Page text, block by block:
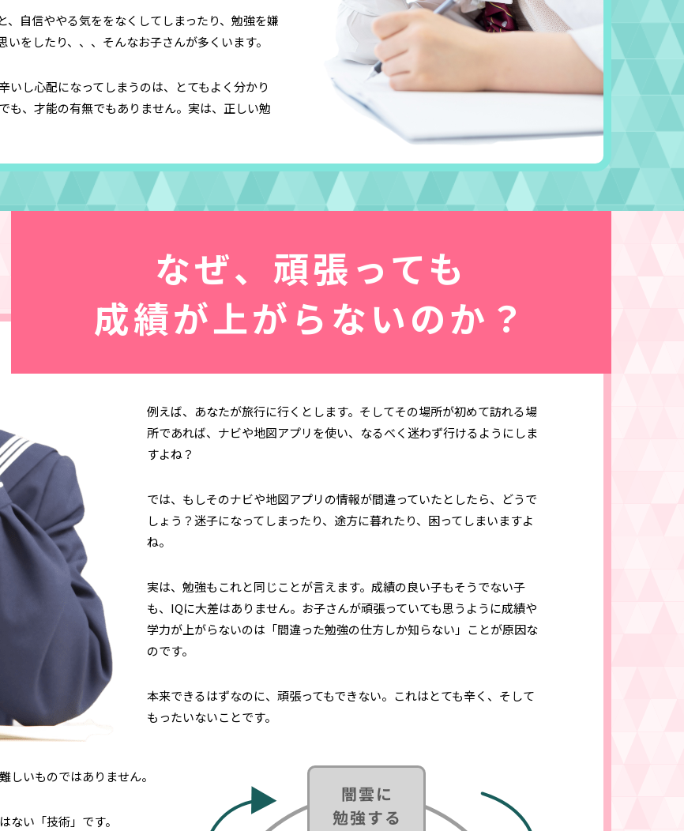
自信ややる気ををなくしてしまったり、勉強を嫌
をしたり、、、そんなお子さんが多くいます。
し心配になってしまうのは、とてもよく分かり
も、才能の有無でもありません。実は、正しい勉
なぜ、頑張っても
成績が上がらないのか？
例えば、あなたが旅行に行くとします。そしてその場所が初めて訪れる場
所であれば、ナビや地図アプリを使い、なるべく迷わず行けるようにしま
すよね？
では、もしそのナビや地図アプリの情報が間違っていたとしたら、どうで
しょう？迷子になってしまったり、途方に暮れたり、困ってしまいますよ
ね。
実は、勉強もこれと同じことが言えます。成績の良い子もそうでない子
も、IQに大差はありません。お子さんが頑張っていても思うように成績や
学力が上がらないのは「間違った勉強の仕方しか知らない」ことが原因な
のです。
本来できるはずなのに、頑張ってもできない。これはとても辛く、そして
もったいないことです。
しいものではありません。
ない「技術」です。